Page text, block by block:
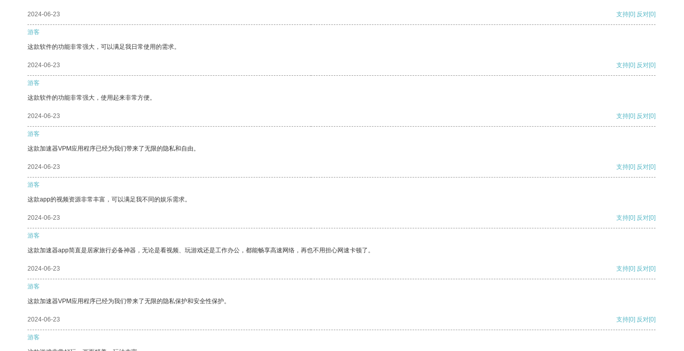
2024-06-23 支持[0] 反对[0]
游客
这款软件的功能非常强大，可以满足我日常使用的需求。
2024-06-23 支持[0] 反对[0]
游客
这款软件的功能非常强大，使用起来非常方便。
2024-06-23 支持[0] 反对[0]
游客
这款加速器VPM应用程序已经为我们带来了无限的隐私和自由。
2024-06-23 支持[0] 反对[0]
游客
这款app的视频资源非常丰富，可以满足我不同的娱乐需求。
2024-06-23 支持[0] 反对[0]
游客
这款加速器app简直是居家旅行必备神器，无论是看视频、玩游戏还是工作办公，都能畅享高速网络，再也不用担心网速卡顿了。
2024-06-23 支持[0] 反对[0]
游客
这款加速器VPM应用程序已经为我们带来了无限的隐私保护和安全性保护。
2024-06-23 支持[0] 反对[0]
游客